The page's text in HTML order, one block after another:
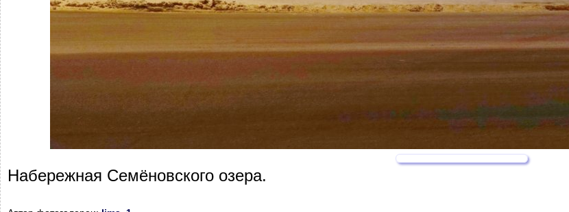
Набережная Семёновского озера.